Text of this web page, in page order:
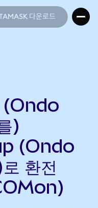
다운로드
)
(Ondo
환전